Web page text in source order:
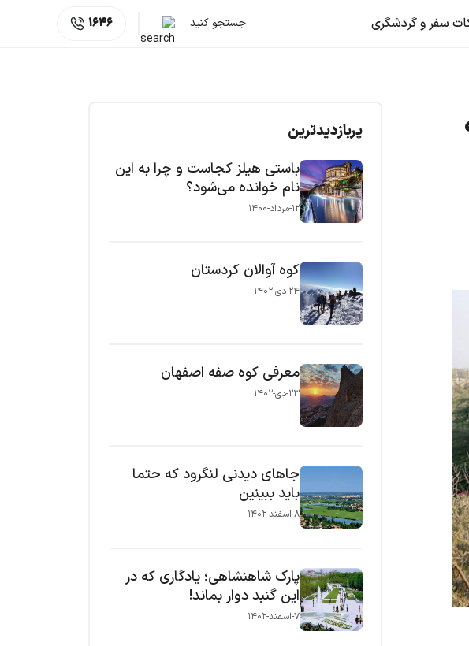
سفر و گردشگری جستجو کنید 1646
پربازدیدترین
باستی هیلز کجاست و چرا به این
نام خوانده می‌شود؟
۱۲-مرداد-۱۴۰۰
کوه آوالان کردستان
۲۴-دی-۱۴۰۲
معرفی کوه صفه اصفهان
۲۳-دی-۱۴۰۲
جاهای دیدنی لنگرود که حتما
باید ببینین
۸-اسفند-۱۴۰۲
پارک شاهنشاهی؛ یادگاری که در
این گنبد دوار بماند!
۷-اسفند-۱۴۰۲